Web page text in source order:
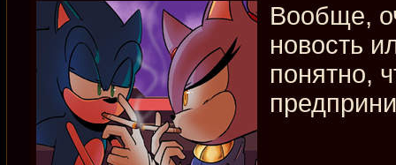
Вообще,
новость
понятно,